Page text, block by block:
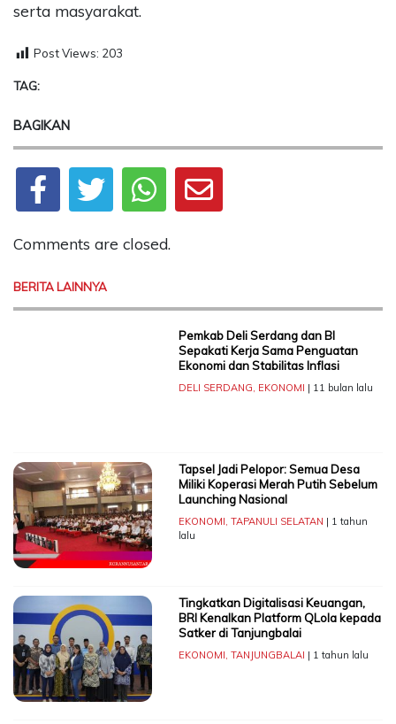
serta masyarakat.
Post Views: 203
TAG:
BAGIKAN
Comments are closed.
BERITA LAINNYA
Pemkab Deli Serdang dan BI
Sepakati Kerja Sama Penguatan
Ekonomi dan Stabilitas Inflasi
DELI SERDANG, EKONOMI | 11 bulan lalu
Tapsel Jadi Pelopor: Semua Desa
Miliki Koperasi Merah Putih Sebelum
Launching Nasional
EKONOMI, TAPANULI SELATAN | 1 tahun
lalu
Tingkatkan Digitalisasi Keuangan,
BRI Kenalkan Platform QLola kepada
Satker di Tanjungbalai
EKONOMI, TANJUNGBALAI | 1 tahun lalu